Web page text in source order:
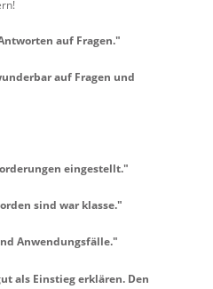
auf Fragen."
auf Fragen und
eingestellt."
sind war klasse."
Anwendungsfälle."
als Einstieg erklären. Den